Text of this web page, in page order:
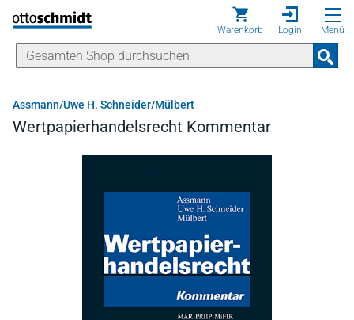
Direkt zum Inhalt
Warenkorb Login Menü
Assmann/Uwe H. Schneider/Mülbert
Wertpapierhandelsrecht Kommentar